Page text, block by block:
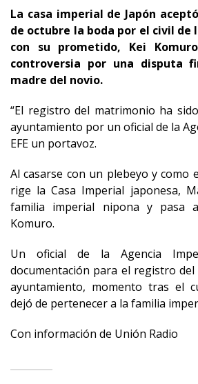
La casa imperial de Japón
de octubre la boda por el civil de
con su prometido, Kei
controversia por una disputa
madre del novio.
“El registro del matrimonio ha
ayuntamiento por un oficial de la
EFE un portavoz.
Al casarse con un plebeyo y como
rige la Casa Imperial japonesa,
familia imperial nipona y pasa
Komuro.
Un oficial de la Agencia
documentación para el registro
ayuntamiento, momento tras el
dejó de pertenecer a la familia
Con información de Unión Radio